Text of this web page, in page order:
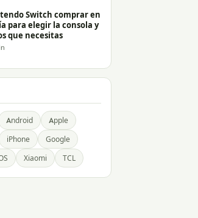
Switch comprar en
para elegir la consola y
que necesitas
Android Apple
iPhone Google
Xiaomi TCL